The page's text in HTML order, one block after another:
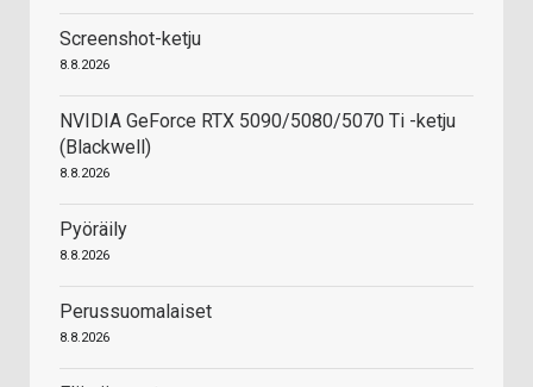
Screenshot-ketju
8.8.2026
NVIDIA GeForce RTX 5090/5080/5070 Ti -ketju
(Blackwell)
8.8.2026
Pyöräily
8.8.2026
Perussuomalaiset
8.8.2026